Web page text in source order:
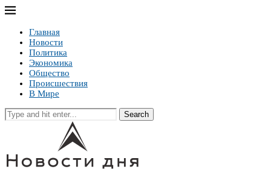
Главная
Новости
Политика
Экономика
Общество
Происшествия
В Мире
Search